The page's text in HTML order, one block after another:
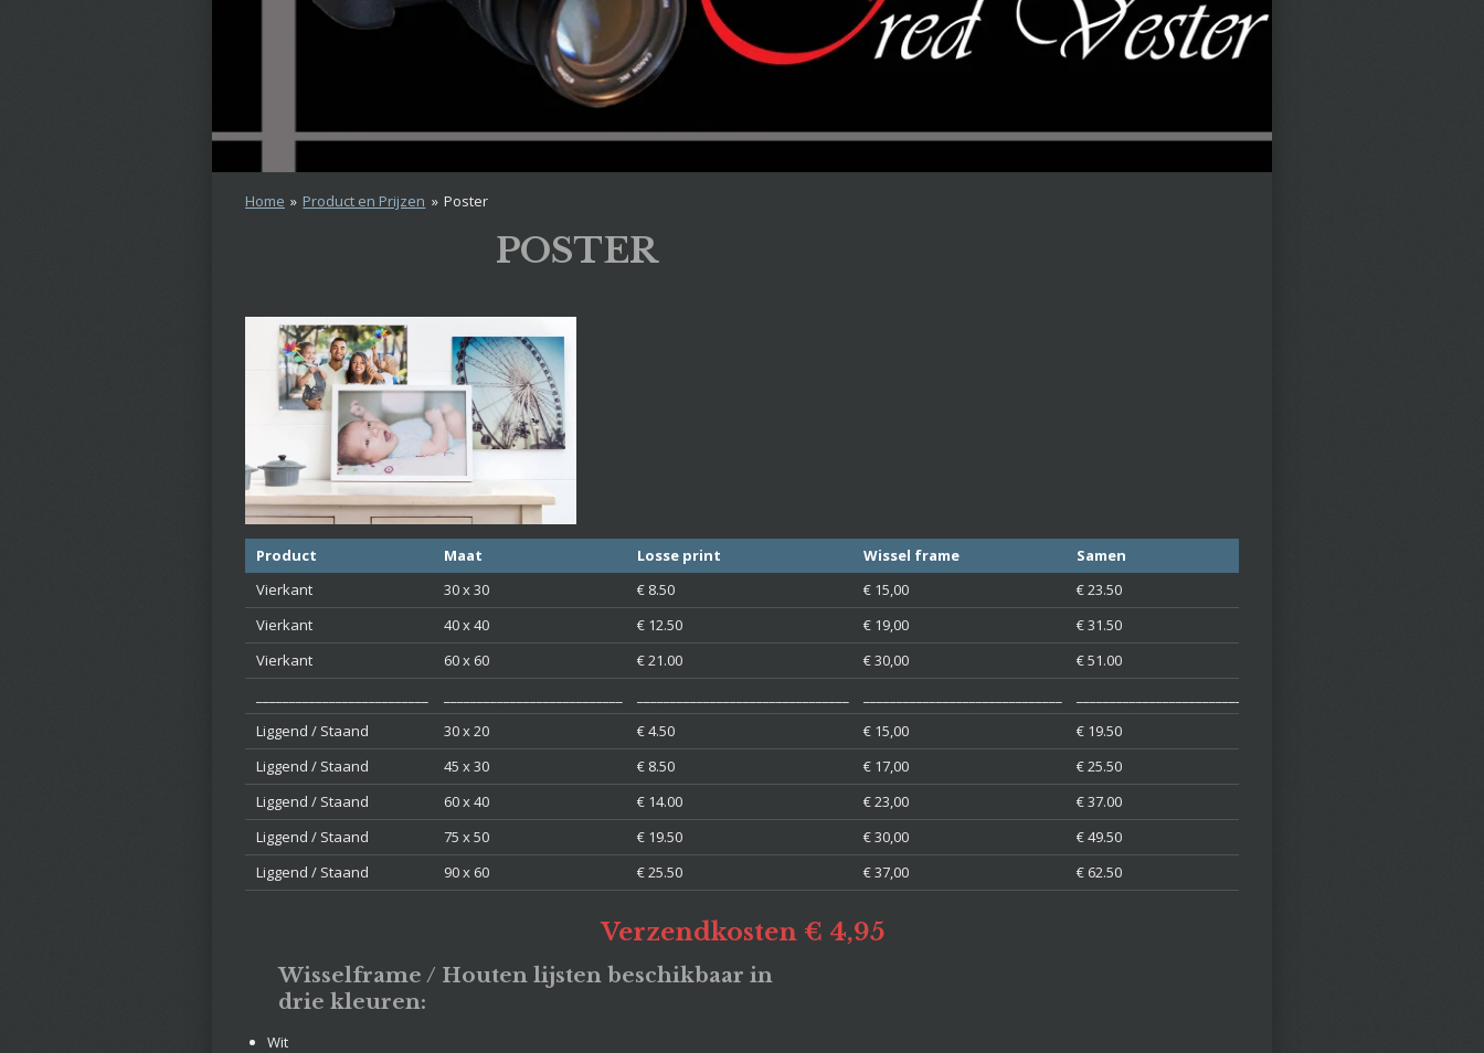
Home » Product en Prijzen » Poster
POSTER
Product Maat Losse print Wissel frame
Samen
Vierkant
30 x 30 € 8.50 € 15,00
€ 23.50
Vierkant
40 x 40 € 12.50 € 19,00
€ 31.50
Vierkant
60 x 60 € 21.00 € 30,00
€ 51.00
Liggend / Staand
30 x 20 € 4.50 € 15,00
€ 19.50
Liggend / Staand
45 x 30 € 8.50 € 17,00
€ 25.50
Liggend / Staand
60 x 40 € 14.00 € 23,00
€ 37.00
Liggend / Staand
75 x 50 € 19.50 € 30,00
€ 49.50
Liggend / Staand
90 x 60 € 25.50 € 37,00 € 62.50
Verzendkosten € 4,95
Wisselframe / Houten lijsten beschikbaar in
drie kleuren:
Wit